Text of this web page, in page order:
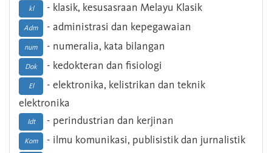
kl - klasik, kesusasraan Melayu Klasik
Adm - administrasi dan kepegawaian
num - numeralia, kata bilangan
Dok - kedokteran dan fisiologi
El
- elektronika, kelistrikan dan teknik
elektronika
Idt - perindustrian dan kerjinan
Kom
- ilmu komunikasi, publisistik dan jurnalistik